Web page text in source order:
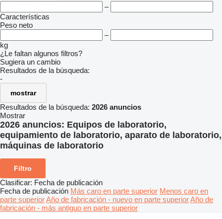
–
Características
Peso neto
–
kg
¿Le faltan algunos filtros?
Sugiera un cambio
Resultados de la búsqueda:
-
mostrar
Resultados de la búsqueda: 2026 anuncios
Mostrar
2026 anuncios: Equipos de laboratorio,
equipamiento de laboratorio, aparato de laboratorio,
máquinas de laboratorio
Filtro
Clasificar: Fecha de publicación
Fecha de publicación Más caro en parte superior Menos caro en
parte superiorAño de fabricación - nuevo en parte superiorAño de
fabricación - más antiguo en parte superior